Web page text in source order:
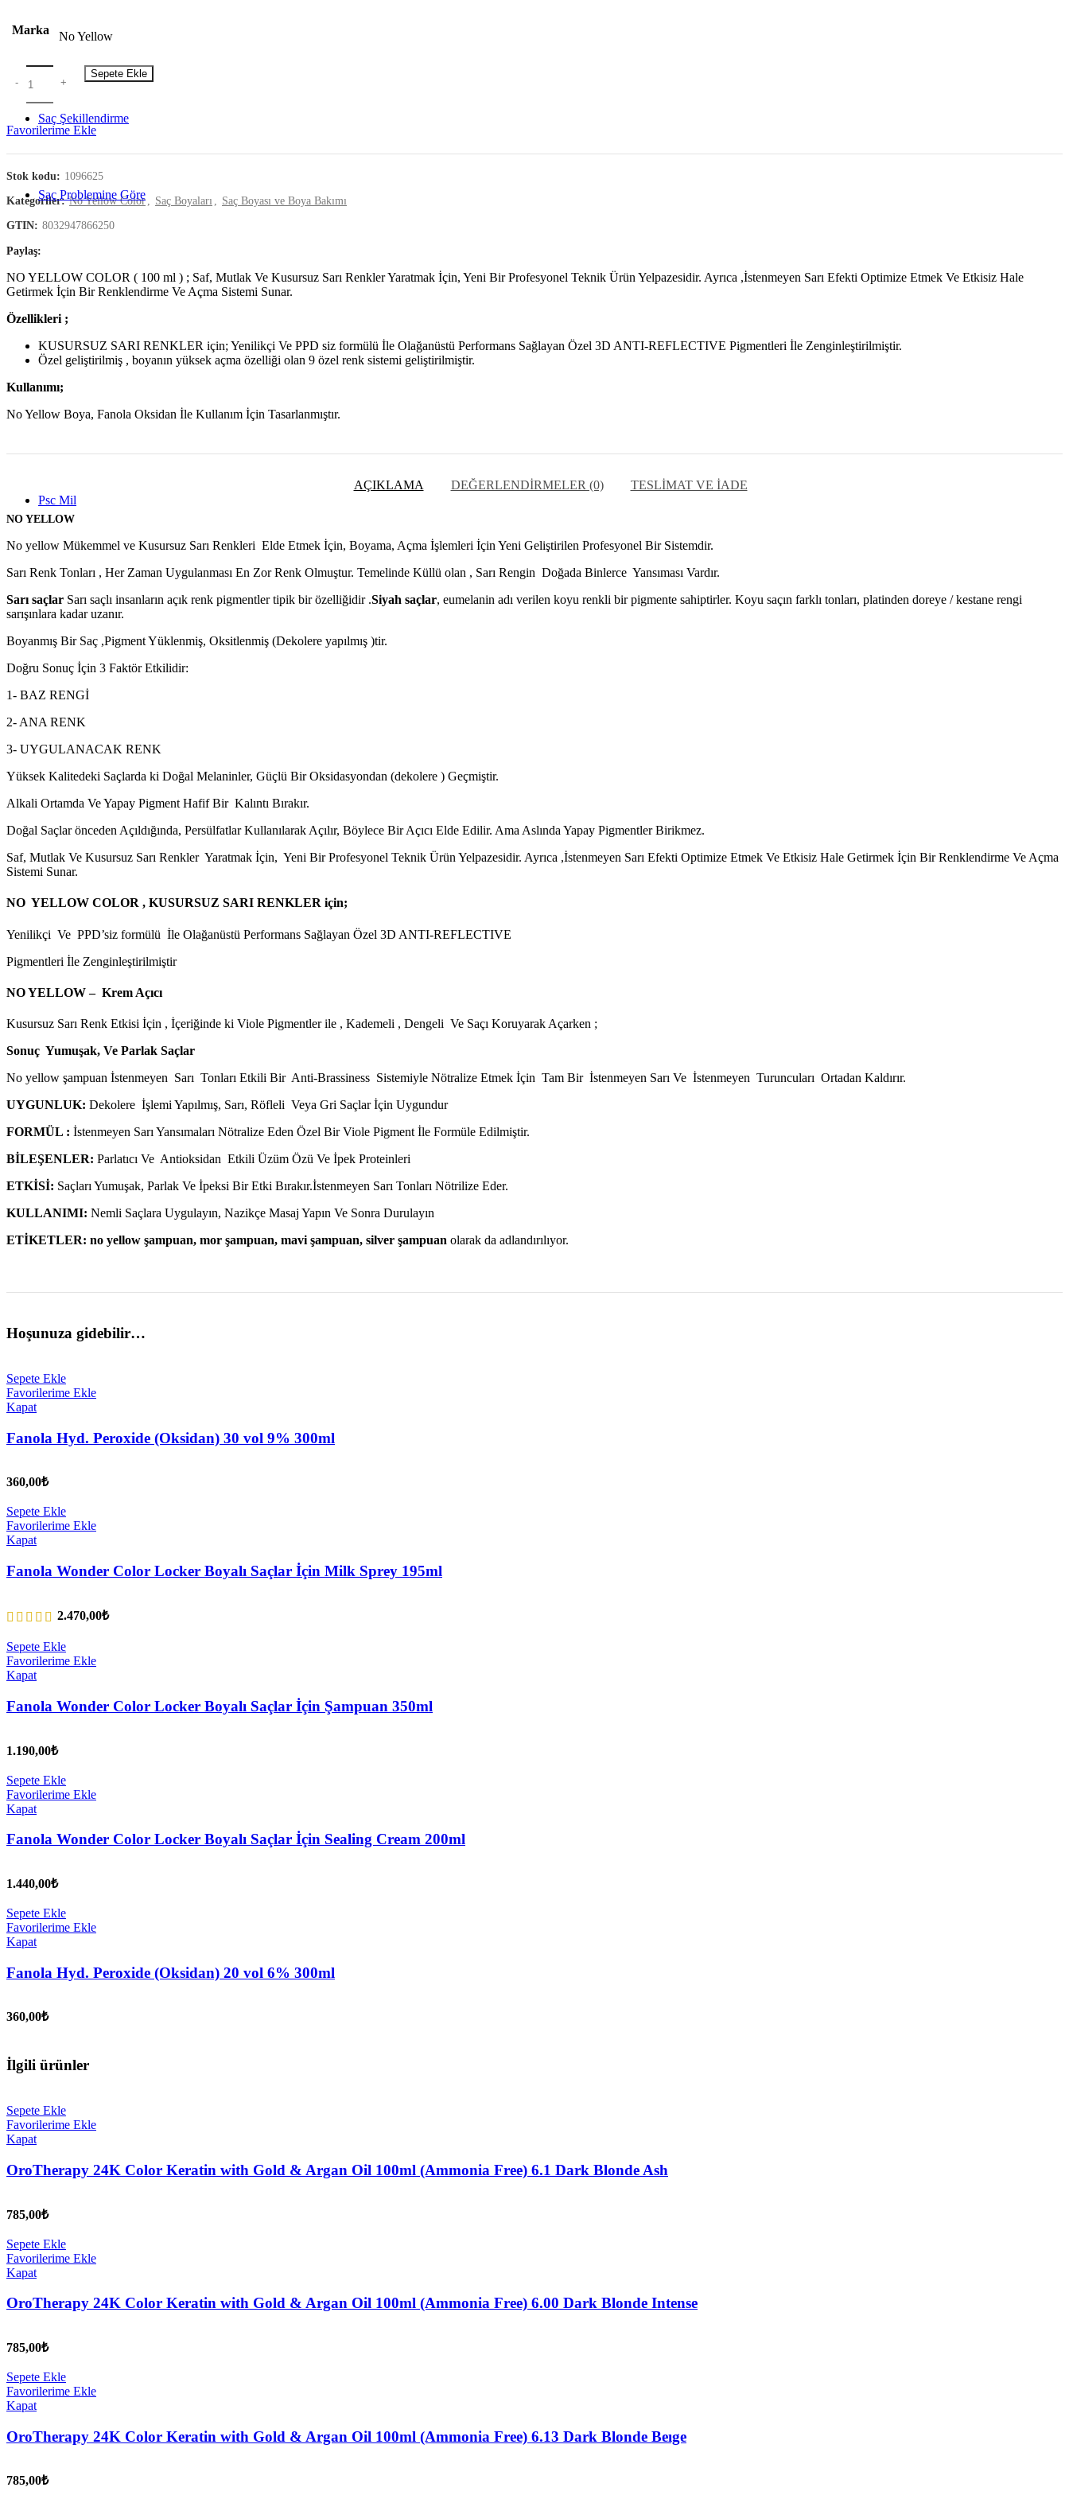
No Yellow Saç Boyaları
Renklendirici Saç Maskesi
Saç Şekillendirme
Sprey
Jöle
Wax
Saç Problemine Göre
Boyalı ve İşlem Görmüş Saçlar İçin
Hassas Ciltler İçin
İnce Telli Saçlar İçin
İstenmeyen Sarılar İçin
Keratinini Kaybetmiş Saçlar İçin
Kırık Saç Uçları İçin
Kıvırcık ve Permalı Saçlar İçin
Kuru ve Nemini Kaybetmiş Saçlar İçin
Sık Yıkanan Saçlar İçin
Psc Mil
Marka No Yellow
Sepete Ekle
Favorilerime Ekle
Stok kodu: 1096625
Kategoriler:No Yellow Color , Saç Boyaları , Saç Boyası ve Boya Bakımı
GTIN: 8032947866250
Paylaş
NO YELLOW COLOR ( 100 ml ) ; Saf, Mutlak Ve Kusursuz Sarı Renkler Yaratmak İçin, Yeni Bir Profesyonel Teknik Ürün Yelpazesidir. Ayrıca ,İstenmeyen Sarı Efekti Optimize Etmek Ve Etkisiz Hale
Getirmek İçin Bir Renklendirme Ve Açma Sistemi Sunar.
Özellikleri ;
KUSURSUZ SARI RENKLER için; Yenilikçi Ve PPD siz formülü İle Olağanüstü Performans Sağlayan Özel 3D ANTI-REFLECTIVE Pigmentleri İle Zenginleştirilmiştir.
Özel geliştirilmiş , boyanın yüksek açma özelliği olan 9 özel renk sistemi geliştirilmiştir.
Kullanımı;
No Yellow Boya, Fanola Oksidan İle Kullanım İçin Tasarlanmıştır.
AÇIKLAMA DEĞERLENDIRMELER (0) TESLIMAT VE İADE
NO YELLOW
No yellow Mükemmel ve Kusursuz Sarı Renkleri Elde Etmek İçin, Boyama, Açma İşlemleri İçin Yeni Geliştirilen Profesyonel Bir Sistemdir.
Sarı Renk Tonları , Her Zaman Uygulanması En Zor Renk Olmuştur. Temelinde Küllü olan , Sarı Rengin Doğada Binlerce Yansıması Vardır.
Sarı saçlar Sarı saçlı insanların açık renk pigmentler tipik bir özelliğidir .Siyah saçlar, eumelanin adı verilen koyu renkli bir pigmente sahiptirler. Koyu saçın farklı tonları, platinden doreye / kestane rengi
sarışınlara kadar uzanır.
Boyanmış Bir Saç ,Pigment Yüklenmiş, Oksitlenmiş (Dekolere yapılmış )tir.
Doğru Sonuç İçin 3 Faktör Etkilidir:
1- BAZ RENGİ
2- ANA RENK
3- UYGULANACAK RENK
Yüksek Kalitedeki Saçlarda ki Doğal Melaninler, Güçlü Bir Oksidasyondan (dekolere ) Geçmiştir.
Alkali Ortamda Ve Yapay Pigment Hafif Bir Kalıntı Bırakır.
Doğal Saçlar önceden Açıldığında, Persülfatlar Kullanılarak Açılır, Böylece Bir Açıcı Elde Edilir. Ama Aslında Yapay Pigmentler Birikmez.
Saf, Mutlak Ve Kusursuz Sarı Renkler Yaratmak İçin, Yeni Bir Profesyonel Teknik Ürün Yelpazesidir. Ayrıca ,İstenmeyen Sarı Efekti Optimize Etmek Ve Etkisiz Hale Getirmek İçin Bir Renklendirme Ve Açma
Sistemi Sunar.
NO YELLOW COLOR , KUSURSUZ SARI RENKLER için;
Yenilikçi Ve PPD’siz formülü İle Olağanüstü Performans Sağlayan Özel 3D ANTI-REFLECTIVE
Pigmentleri İle Zenginleştirilmiştir
NO YELLOW – Krem Açıcı
Kusursuz Sarı Renk Etkisi İçin , İçeriğinde ki Viole Pigmentler ile , Kademeli , Dengeli Ve Saçı Koruyarak Açarken ;
Sonuç Yumuşak, Ve Parlak Saçlar
No yellow şampuan İstenmeyen Sarı Tonları Etkili Bir Anti-Brassiness Sistemiyle Nötralize Etmek İçin Tam Bir İstenmeyen Sarı Ve İstenmeyen Turuncuları Ortadan Kaldırır.
UYGUNLUK: Dekolere İşlemi Yapılmış, Sarı, Röfleli Veya Gri Saçlar İçin Uygundur
FORMÜL : İstenmeyen Sarı Yansımaları Nötralize Eden Özel Bir Viole Pigment İle Formüle Edilmiştir.
BİLEŞENLER: Parlatıcı Ve Antioksidan Etkili Üzüm Özü Ve İpek Proteinleri
ETKİSİ: Saçları Yumuşak, Parlak Ve İpeksi Bir Etki Bırakır.İstenmeyen Sarı Tonları Nötrilize Eder.
KULLANIMI: Nemli Saçlara Uygulayın, Nazikçe Masaj Yapın Ve Sonra Durulayın
ETİKETLER: no yellow şampuan, mor şampuan, mavi şampuan, silver şampuan olarak da adlandırılıyor.
Hoşunuza gidebilir…
Sepete Ekle
Favorilerime Ekle
Kapat
Fanola Hyd. Peroxide (Oksidan) 30 vol 9% 300ml
360,00₺
Sepete Ekle
Favorilerime Ekle
Kapat
Fanola Wonder Color Locker Boyalı Saçlar İçin Milk Sprey 195ml
2.470,00₺
Sepete Ekle
Favorilerime Ekle
Kapat
Fanola Wonder Color Locker Boyalı Saçlar İçin Şampuan 350ml
1.190,00₺
Sepete Ekle
Favorilerime Ekle
Kapat
Fanola Wonder Color Locker Boyalı Saçlar İçin Sealing Cream 200ml
1.440,00₺
Sepete Ekle
Favorilerime Ekle
Kapat
Fanola Hyd. Peroxide (Oksidan) 20 vol 6% 300ml
360,00₺
İlgili ürünler
Sepete Ekle
Favorilerime Ekle
Kapat
OroTherapy 24K Color Keratin with Gold & Argan Oil 100ml (Ammonia Free) 6.1 Dark Blonde Ash
785,00₺
Sepete Ekle
Favorilerime Ekle
Kapat
OroTherapy 24K Color Keratin with Gold & Argan Oil 100ml (Ammonia Free) 6.00 Dark Blonde Intense
785,00₺
Sepete Ekle
Favorilerime Ekle
Kapat
OroTherapy 24K Color Keratin with Gold & Argan Oil 100ml (Ammonia Free) 6.13 Dark Blonde Beıge
785,00₺